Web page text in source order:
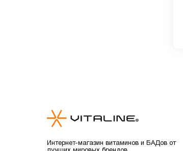
Интернет-магазин витаминов и БАДов от